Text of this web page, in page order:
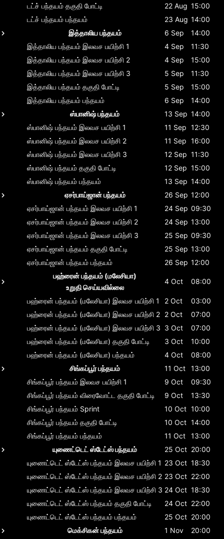
டட்ச் பந்தயம் தகுதி போட்டி 22 Aug 15:00
டட்ச் பந்தயம் பந்தயம் 23 Aug 14:00
இத்தாலிய பந்தயம்
6 Sep
14:00
இத்தாலிய பந்தயம் இலவச பயிற்சி 1 4 Sep
11:30
இத்தாலிய பந்தயம் இலவச பயிற்சி 2 4 Sep
15:00
இத்தாலிய பந்தயம் இலவச பயிற்சி 3 5 Sep
11:30
இத்தாலிய பந்தயம் தகுதி போட்டி 5 Sep
15:00
இத்தாலிய பந்தயம் பந்தயம் 6 Sep
14:00
ஸ்பானிஷ் பந்தயம்
13 Sep 14:00
ஸ்பானிஷ் பந்தயம் இலவச பயிற்சி 1 11 Sep 12:30
ஸ்பானிஷ் பந்தயம் இலவச பயிற்சி 2 11 Sep 16:00
ஸ்பானிஷ் பந்தயம் இலவச பயிற்சி 3 12 Sep 11:30
ஸ்பானிஷ் பந்தயம் தகுதி போட்டி 12 Sep 15:00
ஸ்பானிஷ் பந்தயம் பந்தயம் 13 Sep 14:00
ஏசர்பாய்ஜான் பந்தயம்
26 Sep 12:00
ஏசர்பாய்ஜான் பந்தயம் இலவச பயிற்சி 1 24 Sep 09:30
ஏசர்பாய்ஜான் பந்தயம் இலவச பயிற்சி 2 24 Sep 13:00
ஏசர்பாய்ஜான் பந்தயம் இலவச பயிற்சி 3 25 Sep 09:30
ஏசர்பாய்ஜான் பந்தயம் தகுதி போட்டி 25 Sep 13:00
ஏசர்பாய்ஜான் பந்தயம் பந்தயம் 26 Sep 12:00
பஹ்ரைன் பந்தயம் (மலேசியா)
உறுதி செய்யவில்லை
4 Oct 08:00
பஹ்ரைன் பந்தயம் (மலேசியா) இலவச பயிற்சி 1 2 Oct
03:00
பஹ்ரைன் பந்தயம் (மலேசியா) இலவச பயிற்சி 2 2 Oct
07:00
பஹ்ரைன் பந்தயம் (மலேசியா) இலவச பயிற்சி 3 3 Oct
07:00
பஹ்ரைன் பந்தயம் (மலேசியா) தகுதி போட்டி 3 Oct
10:00
பஹ்ரைன் பந்தயம் (மலேசியா) பந்தயம் 4 Oct
08:00
சிங்கப்பூர் பந்தயம்
11 Oct
13:00
சிங்கப்பூர் பந்தயம் இலவச பயிற்சி 1 9 Oct
09:30
சிங்கப்பூர் பந்தயம் விரைவோட்ட தகுதி போட்டி 9 Oct
13:30
சிங்கப்பூர் பந்தயம் Sprint 10 Oct 10:00
சிங்கப்பூர் பந்தயம் தகுதி போட்டி 10 Oct 14:00
சிங்கப்பூர் பந்தயம் பந்தயம் 11 Oct
13:00
யுணைட்டெட் ஸ்டேட்ஸ் பந்தயம்
25 Oct 20:00
யுணைட்டெட் ஸ்டேட்ஸ் பந்தயம் இலவச பயிற்சி 1 23 Oct 18:30
யுணைட்டெட் ஸ்டேட்ஸ் பந்தயம் இலவச பயிற்சி 2 23 Oct 22:00
யுணைட்டெட் ஸ்டேட்ஸ் பந்தயம் இலவச பயிற்சி 3 24 Oct 18:30
யுணைட்டெட் ஸ்டேட்ஸ் பந்தயம் தகுதி போட்டி 24 Oct 22:00
யுணைட்டெட் ஸ்டேட்ஸ் பந்தயம் பந்தயம் 25 Oct 20:00
மெக்சிகன் பந்தயம்
1 Nov 20:00